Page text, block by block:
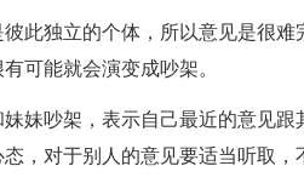
彼此独立的个体，所以意见是很
可能就会演变成吵架。
妹妹吵架，表示自己最近的意见
，对于别人的意见要适当听取，